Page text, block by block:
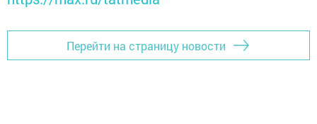
Перейти на страницу новости